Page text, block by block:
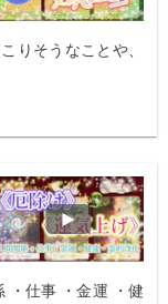
りそうなことや、
・仕事 ・金運 ・健